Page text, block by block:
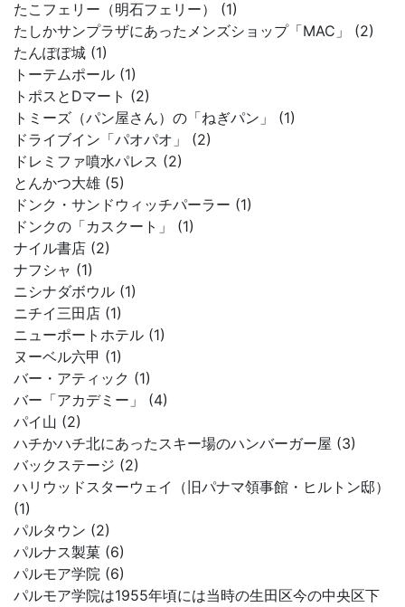
たこフェリー（明石フェリー） (1)
たしかサンプラザにあったメンズショップ「MAC」 (2)
たんぽぽ城 (1)
トーテムポール (1)
トポスとDマート (2)
トミーズ（パン屋さん）の「ねぎパン」 (1)
ドライブイン「パオパオ」 (2)
ドレミファ噴水パレス (2)
とんかつ大雄 (5)
ドンク・サンドウィッチパーラー (1)
ドンクの「カスクート」 (1)
ナイル書店 (2)
ナフシャ (1)
ニシナダボウル (1)
ニチイ三田店 (1)
ニューポートホテル (1)
ヌーベル六甲 (1)
バー・アティック (1)
バー「アカデミー」 (4)
パイ山 (2)
ハチかハチ北にあったスキー場のハンバーガー屋 (3)
バックステージ (2)
ハリウッドスターウェイ（旧パナマ領事館・ヒルトン邸）
(1)
パルタウン (2)
パルナス製菓 (6)
パルモア学院 (6)
パルモア学院は1955年頃には当時の生田区今の中央区下